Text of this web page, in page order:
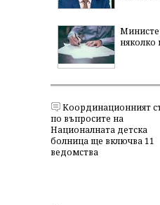
няколко
Координационният
по въпросите на
Националната детска
болница ще включва 11
ведомства